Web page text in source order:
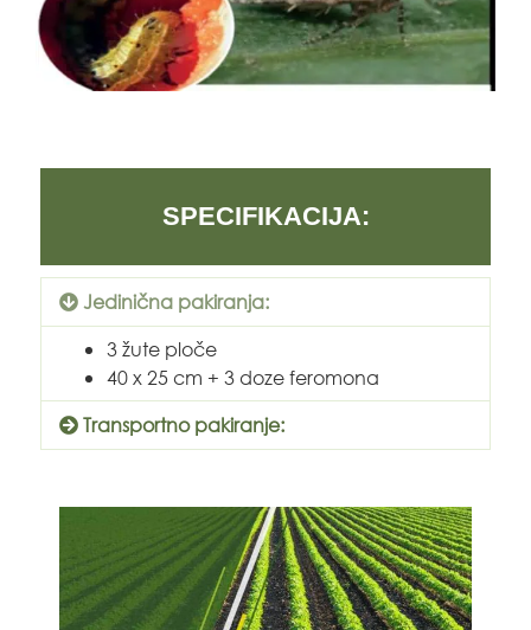
SPECIFIKACIJA:
Jedinična pakiranja:
3 žute ploče
40 x 25 cm + 3 doze feromona
Transportno pakiranje: